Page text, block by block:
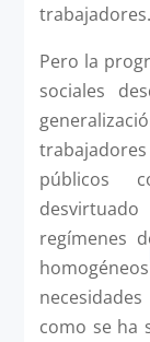
trabajadores.
Pero la
sociales
públicos
regímenes
homogéneos
como se ha